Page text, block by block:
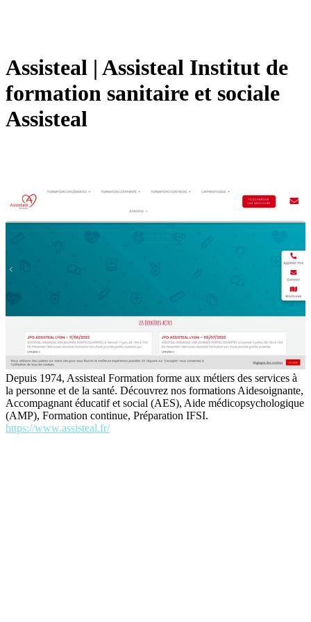
Assisteal | Assisteal Institut de
formation sanitaire et sociale
Assisteal
Depuis 1974, Assisteal Formation forme aux métiers des services à
la personne et de la santé. Découvrez nos formations Aidesoignante,
Accompagnant éducatif et social (AES), Aide médicopsychologique
(AMP), Formation continue, Préparation IFSI.
https://www.assisteal.fr/